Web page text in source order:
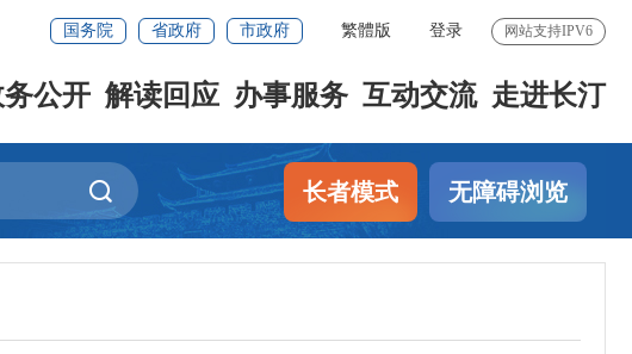
国务院 省政府 市政府 繁體版 登录 网站支持IPV6
公开 解读回应 办事服务 互动交流 走进长汀
长者模式 无障碍浏览